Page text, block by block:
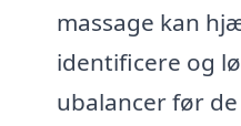
massage kan
identificere og
ubalancer før